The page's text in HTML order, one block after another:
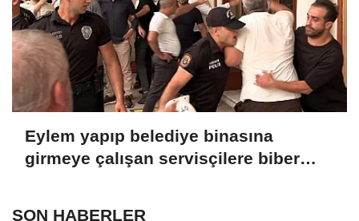
Eylem yapıp belediye binasına
girmeye çalışan servisçilere biber
SON HABERLER